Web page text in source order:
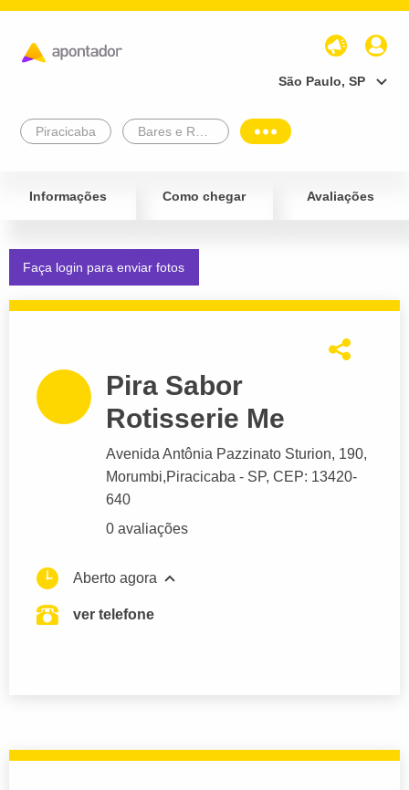
São Paulo, SP
Piracicaba
Informações Como chegar Avaliações
Faça login para enviar fotos
Pira Sabor
Rotisserie Me
Avenida Antônia Pazzinato Sturion, 190,
Morumbi,Piracicaba - SP, CEP: 13420-
640
0 avaliações
Aberto agora
ver telefone